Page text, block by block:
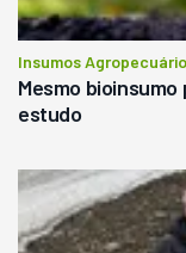
Insumos
Mesmo
estudo